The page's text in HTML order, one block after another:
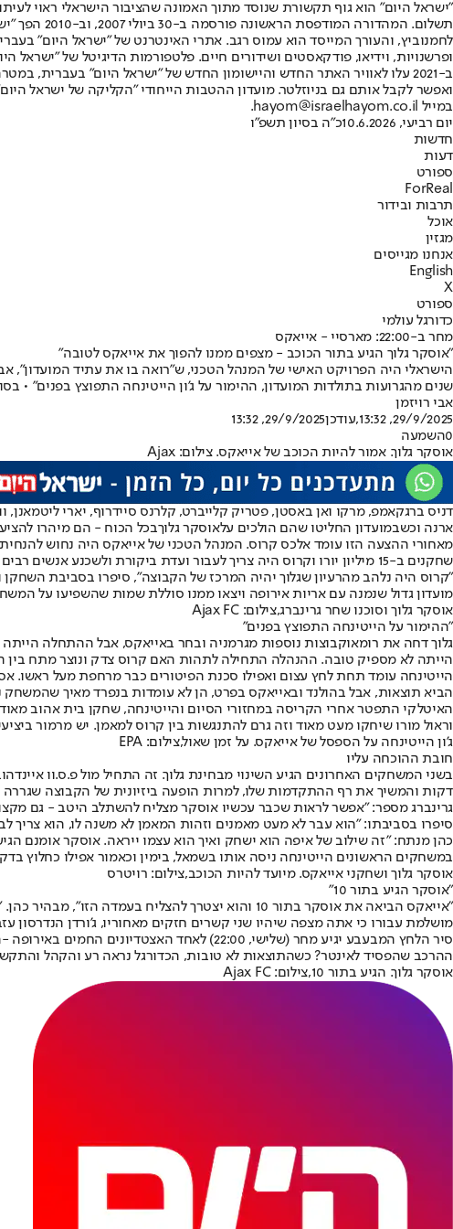
"ישראל היום" הוא גוף תקשורת שנוסד מתוך האמונה שהציבור הישראלי ראוי
תשלום.
ופרשנויות, וידיאו, פודקאסטים ושידורים חיים. פלטפורמות הדיגיטל של "ישראל
ב-2021 עלו לאוויר האתר החדש והיישומון החדש של "ישראל היום"
ואפשר לקבל אותם גם בניוזלטר. מועדון ההטבות הייחודי "הקליקה של ישראל
במייל hayom@israelhayom.co.il.
יום רביעי, 10.6.2026
כ"ה בסיון תשפ"ו
חדשות
דעות
ספורט
ForReal
תרבות ובידור
אוכל
מגזין
אנחנו מגייסים
English
X
ספורט
כדורגל עולמי
מחר ב-22:00: מארסיי - אייאקס
"אוסקר גלוך הגיע בתור הכוכב - מצפים ממנו להפוך את אייאקס לטובה"
הישראלי היה הפרויקט האישי של המנהל הטכני, ש"רואה בו את עתיד המועדון",
שנים מהגרועות בתולדות המועדון, ההימור על ג'ון הייטינחה התפוצץ בפנים" • בסופו של דבר,
אבי רויזמן
29/9/2025, 13:32
,עודכן29/9/2025, 13:32
0השמעה
אוסקר גלוך. אמור להיות הכוכב של אייאקס. צילום: Ajax
דניס ברגקאמפ, מרקו ואן באסטן, פטריק קלייברט, קלרנס סיידרוף, יארי
ארנה וכשבמועדון החליטו שהם הולכים עלאוסקר גלוךבכל הכוח - הם מיהרו
מאחורי ההצעה הזו עומד אלכס קרוס. המנהל הטכני של אייאקס היה נחוש
שחקנים ב-15 מיליון יורו וקרוס היה צריך לעבור ועדת ביקורת ולשכנע אנשים רבים בהנהלה ללכת על העסקה.
"קרוס היה נלהב מהרעיון שגלוך יהיה המרכז של הקבוצה", סיפרו בסביבת השחקן
מועדון גדול שנמנה עם אריות אירופה ויצאו ממנו סוללת שמות שהשפיעו על
אוסקר גלוך וסוכנו שחר גרינברג,צילום: Ajax FC
"ההימור על הייטינחה התפוצץ בפנים"
גלוך דחה את רומאוקבוצות נוספות מגרמניה ובחר באייאקס, אבל ההתחלה
הייתה לא מספיק טובה. ההנהלה התחילה לתהות האם קרוס צדק ונוצר מתח בין
הביא תוצאות, אבל בהולנד ובאייאקס בפרט, הן לא עומדות בנפרד מאיך
האיטלקי התפטר אחרי הקריסה במחזורי הסיום והייטינחה, שחקן בית אהוב
וראול מורו שיחקו מעט מאוד וזה גרם להתנגשות בין קרוס למאמן. יש מרמור
ג'ון הייטינחה על הספסל של אייאקס. על זמן שאול,צילום: EPA
חובת ההוכחה עליו
דקות והמשיך את רף ההתקדמות שלו, למרות הופעה ביזיונית של הקבוצה ש
גרינברג מספר: "אפשר לראות שכבר עכשיו אוסקר מצליח להשתלב היטב - גם
סיפרו בסביבתו: "הוא עבר לא מעט מאמנים וזהות המאמן לא משנה לו, הוא
כהן מנתח: "זה שילוב של איפה הוא ישחק ואיך הוא עצמו ייראה. אוסקר אומנם
במשחקים הראשונים הייטינחה ניסה אותו בשמאל, בימין וכאמור אפילו כחלוץ
אוסקר גלוך ושחקני אייאקס. מיועד להיות הכוכב,צילום: רויטרס
"אוסקר הגיע בתור 10"
מושלמת עבורו כי אתה מצפה שיהיו שני קשרים חזקים מאחוריו, ג'ורדן הנדרסון עזב ולא הגיע מחליף ראוי,
סיר הלחץ המבעבע יגיע מחר (שלישי, 22:00)
ההרכב שהפסיד לאינטר? כשהתוצאות לא טובות, הכדורגל נראה רע והקהל
אוסקר גלוך. הגיע בתור 10,צילום: Ajax FC